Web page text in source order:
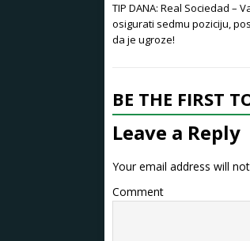
TIP DANA: Real Sociedad –
osigurati sedmu poziciju,
da je ugroze!
BE THE FIRST
Leave a Reply
Your email address will
Comment